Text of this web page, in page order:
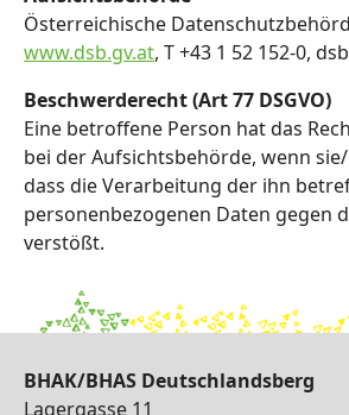
Österreichische
www.dsb.gv.at, T +43 1 52 152-0,
Beschwerderecht (Art 77 DSGVO)
Eine betroffene Person hat das
bei der Aufsichtsbehörde, wenn
dass die Verarbeitung der ihn
personenbezogenen Daten gegen
verstößt.
BHAK/BHAS Deutschlandsberg
Lagergasse 11